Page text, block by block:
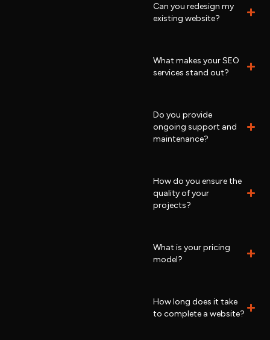
Can you redesign my
existing website?
What makes your SEO
services stand out?
Do you provide
ongoing support and
maintenance?
How do you ensure the
quality of your
projects?
What is your pricing
model?
How long does it take
to complete a website?